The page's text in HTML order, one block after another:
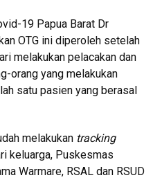
19 Papua Barat Dr
OTG ini diperoleh setelah
melakukan pelacakan dan
orang yang melakukan
satu pasien yang berasal
melakukan tracking
keluarga, Puskesmas
Warmare, RSAL dan RSUD